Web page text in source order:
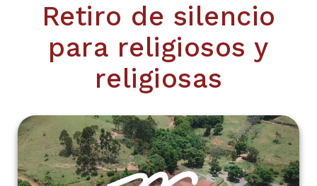
Retiro de silencio
para religiosos y
religiosas